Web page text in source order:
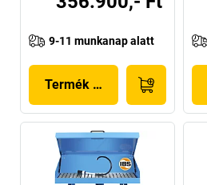
9-11 munkanap alatt
Termék megjelenítése